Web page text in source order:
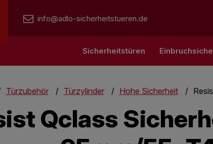
info@adlo-sicherheitstueren.de
Sicherheitstüren
Türzubehör Türzylinder Hohe Sicherheit
Qclass